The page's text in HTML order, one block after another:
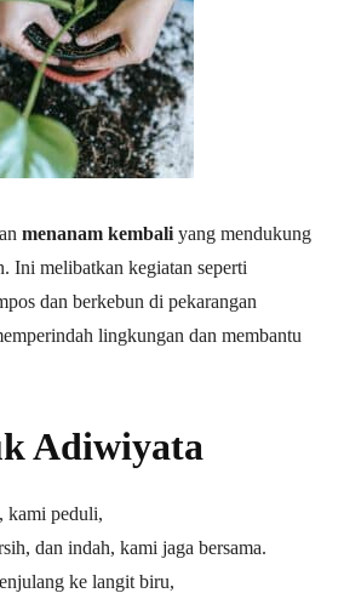
menanam kembali yang mendukung
Ini melibatkan kegiatan seperti
dan berkebun di pekarangan
lingkungan dan membantu
Adiwiyata
kami peduli,
dan indah, kami jaga bersama.
ke langit biru,